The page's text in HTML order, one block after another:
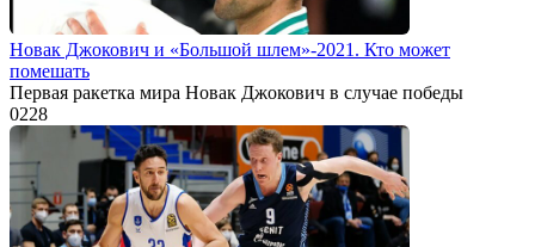
Новак Джокович и «Большой шлем»-2021. Кто может
помешать
Первая ракетка мира Новак Джокович в случае победы
0228